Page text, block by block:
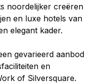
noordelijker creëren
en luxe hotels van
elegant kader.
gevarieerd aanbod
en
of Silversquare.